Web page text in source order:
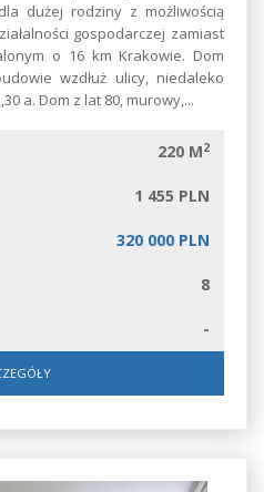
dużej rodziny z możliwością
gospodarczej zamiast
o 16 km Krakowie. Dom
wzdłuż ulicy, niedaleko
a. Dom z lat 80, murowy,...
220 M2
1 455 PLN
320 000 PLN
8
-